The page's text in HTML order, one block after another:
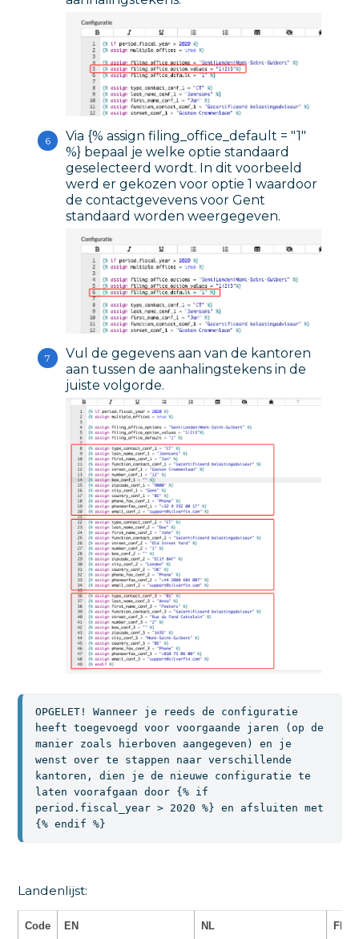
Via {% assign filing_office_default = "1"
%} bepaal je welke optie standaard
geselecteerd wordt. In dit voorbeeld
werd er gekozen voor optie 1 waardoor
de contactgevevens voor Gent
standaard worden weergegeven.
Vul de gegevens aan van de kantoren
aan tussen de aanhalingstekens in de
juiste volgorde.
OPGELET! Wanneer je reeds de configuratie
heeft toegevoegd voor voorgaande jaren (op de
manier zoals hierboven aangegeven) en je
wenst over te stappen naar verschillende
kantoren, dien je de nieuwe configuratie te
laten voorafgaan door {% if
period.fiscal_year > 2020 %} en afsluiten met
{% endif %}
Landenlijst:
Code EN NL FR